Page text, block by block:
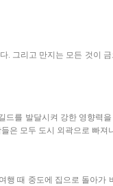
리고 만지는 모든 것이
를 발달시켜 강한 영향
은 모두 도시 외곽으로 빠
때 중도에 집으로 돌아